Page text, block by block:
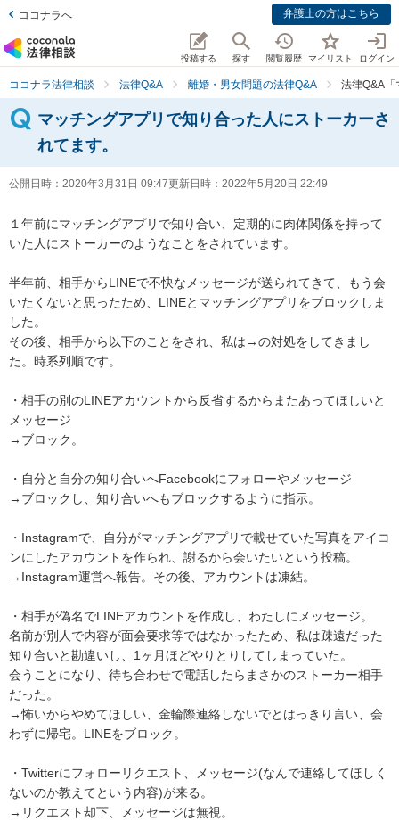
ココナラへ 弁護士の方はこちら
投稿する 探す 閲覧履歴 マイリスト ログイン
ココナラ法律相談 法律Q&A 離婚・男女問題の法律Q&A 法律Q&A
マッチングアプリで知り合った人にストーカーさ
れてます。
公開日時： 2020年3月31日 09:47更新日時： 2022年5月20日 22:49
１年前にマッチングアプリで知り合い、定期的に肉体関係を持って
いた人にストーカーのようなことをされています。
半年前、相手からLINEで不快なメッセージが送られてきて、もう会
いたくないと思ったため、LINEとマッチングアプリをブロックしま
した。
その後、相手から以下のことをされ、私は→の対処をしてきまし
た。時系列順です。
・相手の別のLINEアカウントから反省するからまたあってほしいと
メッセージ
→ブロック。
・自分と自分の知り合いへFacebookにフォローやメッセージ
→ブロックし、知り合いへもブロックするように指示。
・Instagramで、自分がマッチングアプリで載せていた写真をアイコ
ンにしたアカウントを作られ、謝るから会いたいという投稿。
→Instagram運営へ報告。その後、アカウントは凍結。
・相手が偽名でLINEアカウントを作成し、わたしにメッセージ。
名前が別人で内容が面会要求等ではなかったため、私は疎遠だった
知り合いと勘違いし、1ヶ月ほどやりとりしてしまっていた。
会うことになり、待ち合わせで電話したらまさかのストーカー相手
だった。
→怖いからやめてほしい、金輪際連絡しないでとはっきり言い、会
わずに帰宅。LINEをブロック。
・Twitterにフォローリクエスト、メッセージ(なんで連絡してほしく
ないのか教えてという内容)が来る。
→リクエスト却下、メッセージは無視。